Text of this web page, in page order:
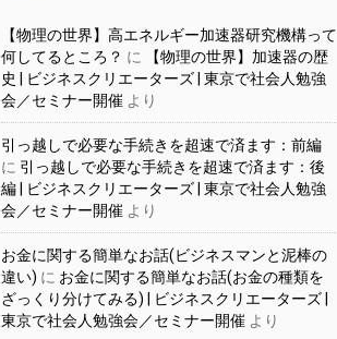
【物理の世界】高エネルギー加速器研究機構って
何してるところ？ に
【物理の世界】加速器の歴
史 | ビジネスクリエーターズ | 東京で社会人勉強
会／セミナー開催 より
引っ越しで必要な手続きを超速で済ます：前編
に 引っ越しで必要な手続きを超速で済ます：後
編 | ビジネスクリエーターズ | 東京で社会人勉強
会／セミナー開催 より
お金に関する簡単なお話(ビジネスマンと泥棒の
違い) に お金に関する簡単なお話(お金の種類を
ざっくり分けてみる) | ビジネスクリエーターズ |
東京で社会人勉強会／セミナー開催 より